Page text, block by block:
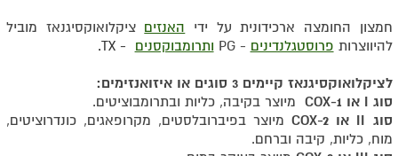
חמצון החומצה ארכידונית על ידי האנזים ציקלואוקסיגנאז מוביל
להיווצרות פרוסטגלנדינים - PG ותרומבוקסנים -
TX
.
לציקלואוקסיגנאז קיימים 3 סוגים או איזואנזימים:
סוג Iאו COX-1 מיוצר בקיבה, כליות ובתרומבוציטים.
סוג II או COX-2 מיוצר בפיברובלסטים, מקרופאגים, כונדרוציטים,
מוח, כליות, קיבה וברחם.